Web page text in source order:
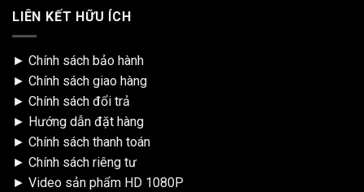
LIÊN KẾT HỮU ÍCH
► Chính sách bảo hành
► Chính sách giao hàng
► Chính sách đổi trả
► Hướng dẫn đặt hàng
► Chính sách thanh toán
► Chính sách riêng tư
► Video sản phẩm HD 1080P